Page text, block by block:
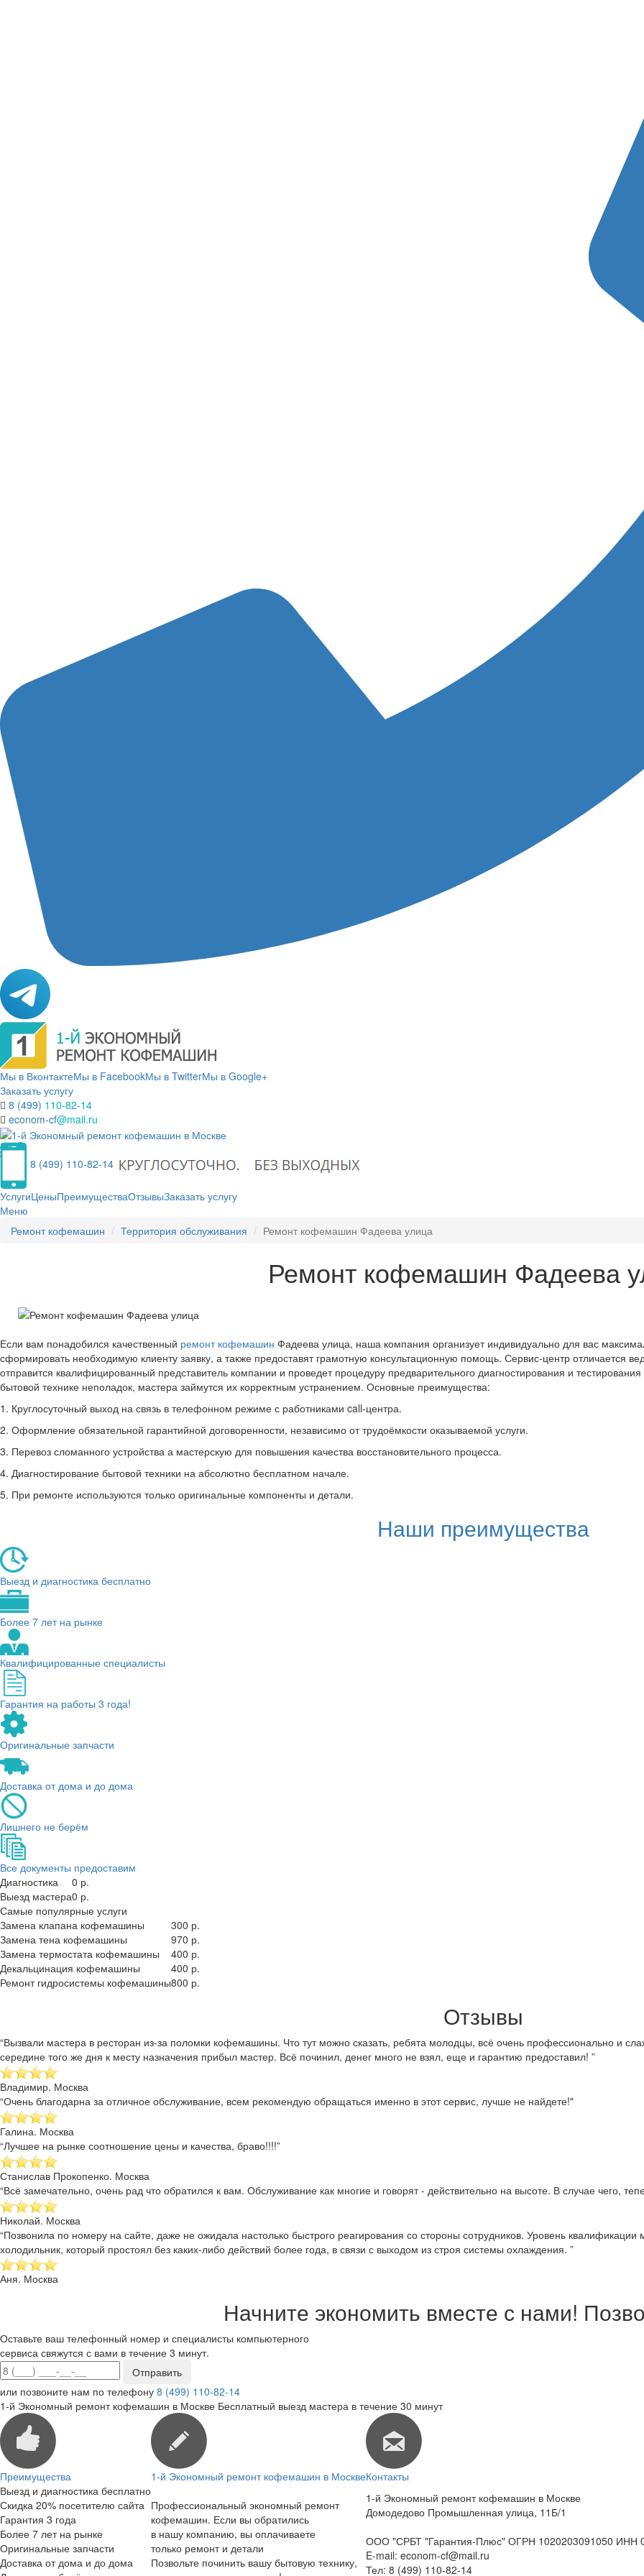
Мы в ВконтактеМы в FacebookМы в TwitterМы в Google+
Заказать услугу
8 (499) 110-82-14
econom-cf@mail.ru
8 (499) 110-82-14
УслугиЦеныПреимуществаОтзывыЗаказать услугу
Меню
Ремонт кофемашин
Территория обслуживания Ремонт кофемашин Фадеева улица
Ремонт кофемашин Фадеева
Если вам понадобился качественный ремонт кофемашин Фадеева улица, наша компания организует индивидуально для вас
сформировать необходимую клиенту заявку, а также предоставят грамотную консультационную помощь. Сервис-центр отличается
отправится квалифицированный представитель компании и проведет процедуру предварительного диагностирования и
бытовой технике неполадок, мастера займутся их корректным устранением. Основные преимущества:
1. Круглосуточный выход на связь в телефонном режиме с работниками call-центра.
2. Оформление обязательной гарантийной договоренности, независимо от трудоёмкости оказываемой услуги.
3. Перевоз сломанного устройства а мастерскую для повышения качества восстановительного процесса.
4. Диагностирование бытовой техники на абсолютно бесплатном начале.
5. При ремонте используются только оригинальные компоненты и детали.
Наши преимущества
Выезд и диагностика бесплатно
Более 7 лет на рынке
Квалифицированные специалисты
Гарантия на работы 3 года!
Оригинальные запчасти
Доставка от дома и до дома
Лишнего не берём
Все документы предоставим
Диагностика
0 р.
Выезд мастера0 р.
Самые популярные услуги
Замена клапана кофемашины
300 р.
Замена тена кофемашины
970 р.
Замена термостата кофемашины
400 р.
Декальцинация кофемашины
400 р.
Ремонт гидросистемы кофемашины800 р.
Отзывы
“Вызвали мастера в ресторан из-за поломки кофемашины. Что тут можно сказать, ребята молодцы, всё очень профессионально и
середине того же дня к месту назначения прибыл мастер. Всё починил, денег много не взял, еще и гарантию предоставил! ”
Владимир. Москва
“Очень благодарна за отличное обслуживание, всем рекомендую обращаться именно в этот сервис, лучше не найдете!"
Галина. Москва
“Лучшее на рынке соотношение цены и качества, браво!!!!”
Станислав Прокопенко. Москва
“Всё замечательно, очень рад что обратился к вам. Обслуживание как многие и говорят - действительно на высоте. В случае чего,
Николай. Москва
“Позвонила по номеру на сайте, даже не ожидала настолько быстрого реагирования со стороны сотрудников. Уровень
холодильник, который простоял без каких-либо действий более года, в связи с выходом из строя системы охлаждения. ”
Аня. Москва
Начните экономить вместе с нами!
Оставьте ваш телефонный номер и специалисты компьютерного
сервиса свяжутся с вами в течение 3 минут.
или позвоните нам по телефону 8 (499) 110-82-14
1-й Экономный ремонт кофемашин в Москве Бесплатный выезд мастера в течение 30 минут
Преимущества 1-й Экономный ремонт кофемашин в МосквеКонтакты
Выезд и диагностика бесплатно
Скидка 20% посетителю сайта
Гарантия 3 года
Более 7 лет на рынке
Оригинальные запчасти
Доставка от дома и до дома
Профессиональный экономный ремонт
кофемашин. Если вы обратились
в нашу компанию, вы оплачиваете
только ремонт и детали
Позвольте починить вашу бытовую технику,
1-й Экономный ремонт кофемашин в Москве
Домодедово Промышленная улица, 11Б/1
ООО "СРБТ "Гарантия-Плюс" ОГРН 1020203091050 ИНН
E-mail: econom-cf@mail.ru
Тел: 8 (499) 110-82-14